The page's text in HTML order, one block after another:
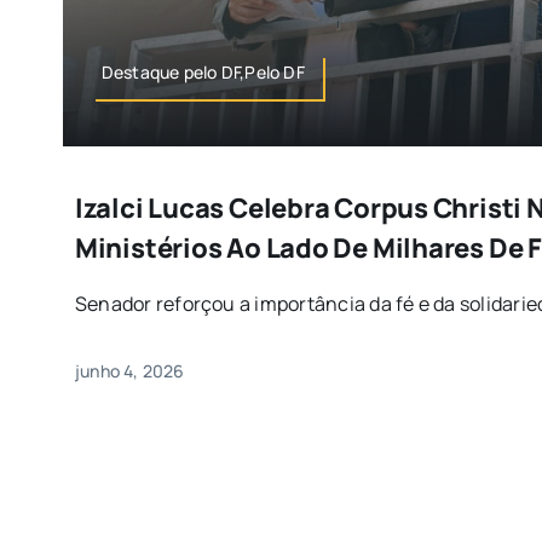
Destaque pelo DF,Pelo DF
Izalci Lucas Celebra Corpus Christi
Ministérios Ao Lado De Milhares De
Senador reforçou a importância da fé e da
junho 4, 2026